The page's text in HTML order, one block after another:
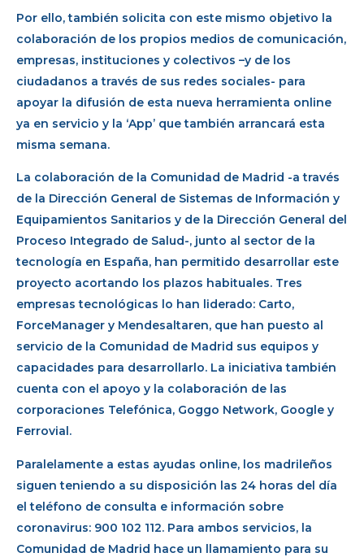
Por ello, también solicita con este mismo objetivo la
colaboración de los propios medios de comunicación,
empresas, instituciones y colectivos –y de los
ciudadanos a través de sus redes sociales- para
apoyar la difusión de esta nueva herramienta online
ya en servicio y la ‘App’ que también arrancará esta
misma semana.
La colaboración de la Comunidad de Madrid -a través
de la Dirección General de Sistemas de Información y
Equipamientos Sanitarios y de la Dirección General del
Proceso Integrado de Salud-, junto al sector de la
tecnología en España, han permitido desarrollar este
proyecto acortando los plazos habituales. Tres
empresas tecnológicas lo han liderado: Carto,
ForceManager y Mendesaltaren, que han puesto al
servicio de la Comunidad de Madrid sus equipos y
capacidades para desarrollarlo. La iniciativa también
cuenta con el apoyo y la colaboración de las
corporaciones Telefónica, Goggo Network, Google y
Ferrovial.
Paralelamente a estas ayudas online, los madrileños
siguen teniendo a su disposición las 24 horas del día
el teléfono de consulta e información sobre
coronavirus: 900 102 112. Para ambos servicios, la
Comunidad de Madrid hace un llamamiento para su